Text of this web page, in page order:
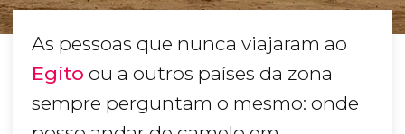
As pessoas que nunca viajaram ao
Egito ou a outros países da zona
sempre perguntam o mesmo: onde